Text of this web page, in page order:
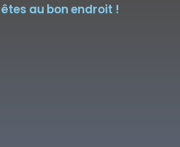
au bon endroit !